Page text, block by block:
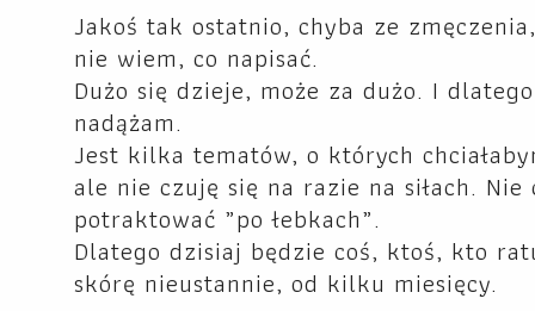
Jakoś tak ostatnio, chyba ze
nie wiem, co napisać.
Dużo się dzieje, może za dużo. I
nadążam.
Jest kilka tematów, o których
ale nie czuję się na razie na siłach. Nie
potraktować „po łebkach”.
Dlatego dzisiaj będzie coś, ktoś, kto
skórę nieustannie, od kilku miesięcy.